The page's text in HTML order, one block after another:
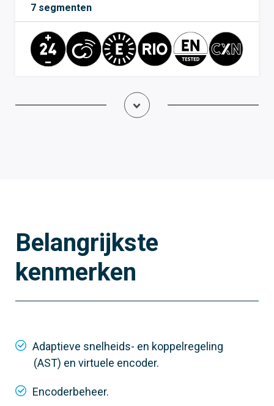
7 segmenten
801QA-0060
ZLX24SA
uitvoering, met grafisch display en
beschermende afdekking.
Maximaal 1000
Belangrijkste
kenmerken
Adaptieve snelheids- en koppelregeling
(AST) en virtuele encoder.
Encoderbeheer.